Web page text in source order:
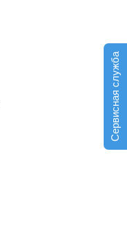
Сервисная служба